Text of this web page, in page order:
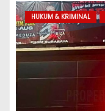
HUKUM & KRIMINAL